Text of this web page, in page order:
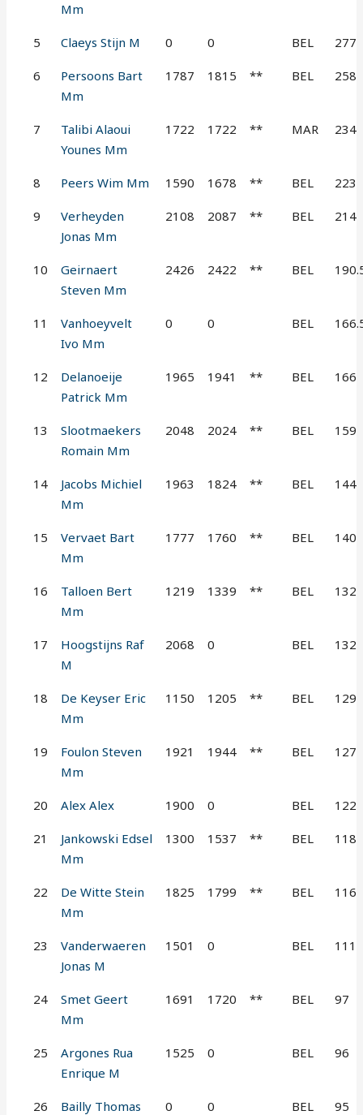
Mm
5 Claeys Stijn M 0 0 BEL 277
6
Persoons Bart
Mm
1787 1815 ** BEL 258
7
Talibi Alaoui
Younes Mm
1722 1722 ** MAR 234
8 Peers Wim Mm 1590 1678 ** BEL 223
9
Verheyden
Jonas Mm
2108 2087 ** BEL 214
10
Geirnaert
Steven Mm
2426 2422 ** BEL
11
Vanhoeyvelt
Ivo Mm
0 0 BEL
12
Delanoeije
Patrick Mm
1965 1941 ** BEL 166
13
Slootmaekers
Romain Mm
2048 2024 ** BEL 159
14
Jacobs Michiel
Mm
1963 1824 ** BEL 144
15
Vervaet Bart
Mm
1777 1760 ** BEL 140
16
Talloen Bert
Mm
1219 1339 ** BEL 132
17
Hoogstijns Raf
M
2068 0 BEL 132
18
De Keyser Eric
Mm
1150 1205 ** BEL 129
19
Foulon Steven
Mm
1921 1944 ** BEL 127
20 Alex Alex 1900 0 BEL 122
21
Jankowski Edsel
Mm
1300 1537 ** BEL 118
22
De Witte Stein
Mm
1825 1799 ** BEL 116
23
Vanderwaeren
Jonas M
1501 0 BEL 111
24
Smet Geert
Mm
1691 1720 ** BEL 97
25
Argones Rua
Enrique M
1525 0 BEL 96
26 Bailly Thomas 0 0 BEL 95